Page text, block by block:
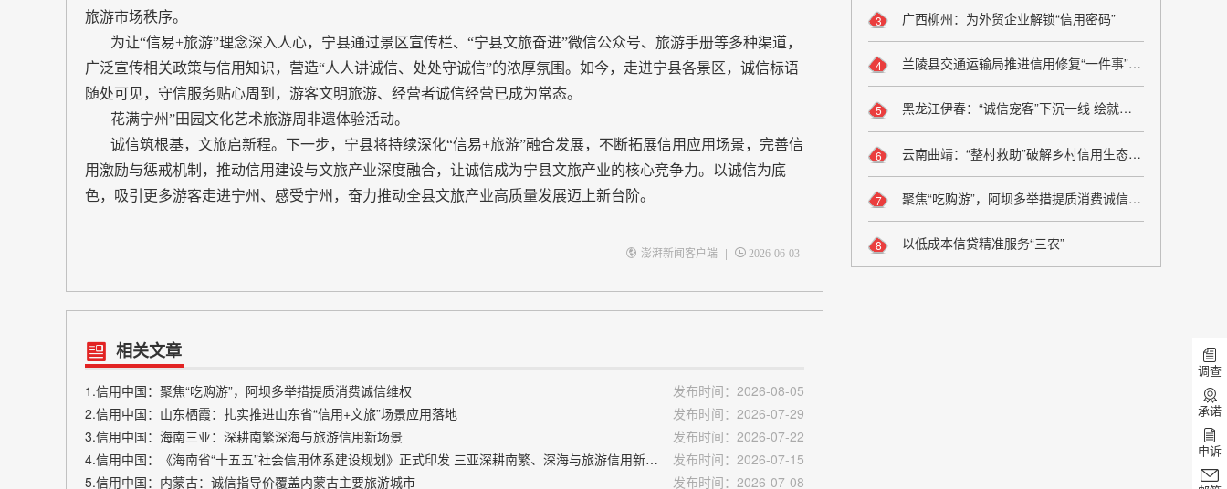
旅游市场秩序。
为让“信易+旅游”理念深入人心，宁县通过景区宣传栏、“宁县文旅奋进”微信公众号、旅游手册等多种渠道，
广泛宣传相关政策与信用知识，营造“人人讲诚信、处处守诚信”的浓厚氛围。如今，走进宁县各景区，诚信标语
随处可见，守信服务贴心周到，游客文明旅游、经营者诚信经营已成为常态。
花满宁州”田园文化艺术旅游周非遗体验活动。
诚信筑根基，文旅启新程。下一步，宁县将持续深化“信易+旅游”融合发展，不断拓展信用应用场景，完善信
用激励与惩戒机制，推动信用建设与文旅产业深度融合，让诚信成为宁县文旅产业的核心竞争力。以诚信为底
色，吸引更多游客走进宁州、感受宁州，奋力推动全县文旅产业高质量发展迈上新台阶。
澎湃新闻客户端 | 2026-06-03
相关文章
1.信用中国：聚焦“吃购游”，阿坝多举措提质消费诚信维权
发布时间：2026-08-05
2.信用中国：山东栖霞：扎实推进山东省“信用+文旅”场景应用落地
发布时间：2026-07-29
3.信用中国：海南三亚：深耕南繁深海与旅游信用新场景
发布时间：2026-07-22
4.信用中国：《海南省“十五五”社会信用体系建设规划》正式印发 三亚深耕南繁、深海与旅游信用新场景
发布时间：2026-07-15
5.信用中国：内蒙古：诚信指导价覆盖内蒙古主要旅游城市
发布时间：2026-07-08
广西柳州：为外贸企业解锁“信用密码”
3
兰陵县交通运输局推进信用修复“一件事”改革
4
黑龙江伊春：“诚信宠客”下沉一线 绘就旅游服务新图景
5
云南曲靖：“整村救助”破解乡村信用生态修复难题
6
聚焦“吃购游”，阿坝多举措提质消费诚信维权
7
以低成本信贷精准服务“三农”
8
调查
承诺
申诉